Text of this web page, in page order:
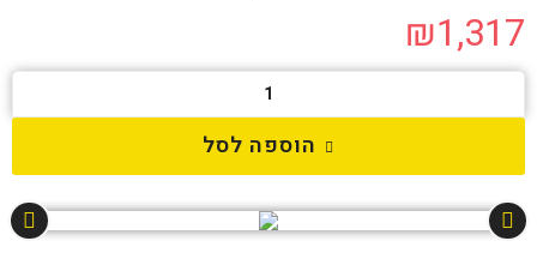
₪1,317
הוספה לסל